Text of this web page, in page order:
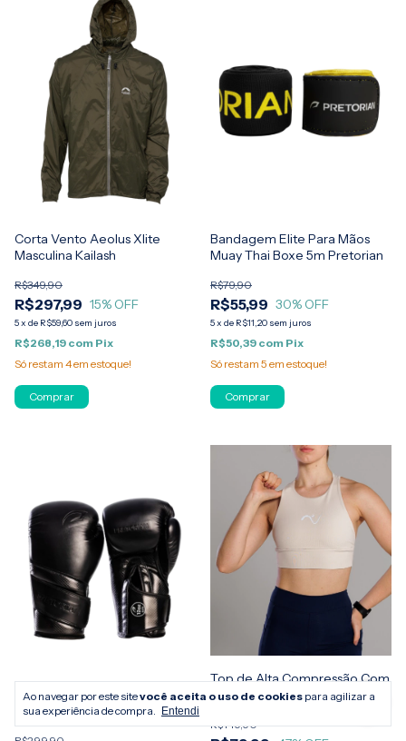
Ao navegar por este sitevocê aceita o uso de cookies para agilizar a
sua experiência de compra.
Entendi
Corta Vento Aeolus Xlite
Masculina Kailash
R$297,99
R$349,90
15% OFF
5x de R$59,60 sem juros
R$268,19 com Pix
Só restam 4em estoque!
Comprar
Bandagem Elite Para Mãos
Muay Thai Boxe 5m Pretorian
R$55,99
R$79,90
30% OFF
5x de R$11,20 sem juros
R$50,39 com Pix
Só restam 5 em estoque!
Comprar
Kit Luva e Bandagem Boxe
Muay Thai Elite Unis Pretorian
Top de Alta Compressão Com
Bolso Nadador WYR Snugg
R$149,90